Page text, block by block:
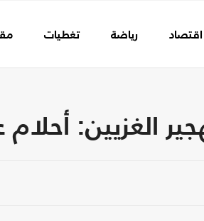
اقتصاد رياضة تغطيات
الغزيين: